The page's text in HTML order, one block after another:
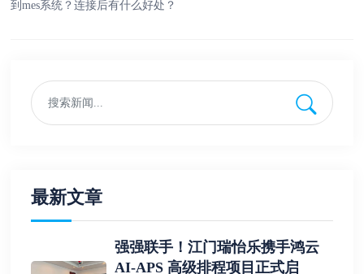
到mes系统？连接后有什么好处？
最新文章
强强联手！江门瑞怡乐携手鸿云
AI-APS 高级排程项目正式启